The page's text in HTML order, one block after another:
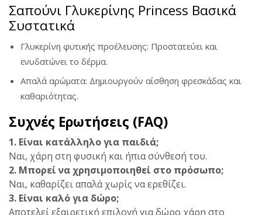
Σαπούνι Γλυκερίνης Princess Βασικά
Συστατικά
Γλυκερίνη φυτικής προέλευσης: Προστατεύει και
ενυδατώνει το δέρμα.
Απαλά αρώματα: Δημιουργούν αίσθηση φρεσκάδας και
καθαριότητας.
Συχνές Ερωτήσεις (FAQ)
1. Είναι κατάλληλο για παιδιά;
Ναι, χάρη στη φυσική και ήπια σύνθεσή του.
2. Μπορεί να χρησιμοποιηθεί στο πρόσωπο;
Ναι, καθαρίζει απαλά χωρίς να ερεθίζει.
3. Είναι καλό για δώρο;
Αποτελεί εξαιρετική επιλογή για δώρο χάρη στο